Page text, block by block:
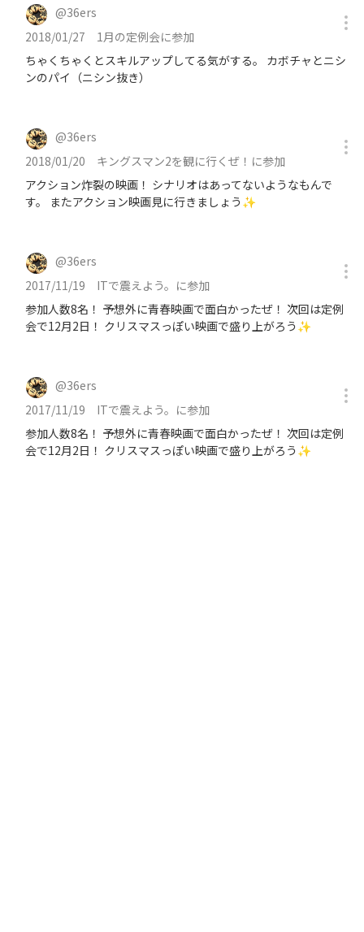
@36ers
2018/01/27
1月の定例会に参加
ちゃくちゃくとスキルアップしてる気がする。 カボチャとニシ
ンのパイ（ニシン抜き）
@36ers
2018/01/20
キングスマン2を観に行くぜ！に参加
アクション炸裂の映画！ シナリオはあってないようなもんで
す。 またアクション映画見に行きましょう✨
@36ers
2017/11/19
ITで震えよう。に参加
参加人数8名！ 予想外に青春映画で面白かったぜ！ 次回は定例
会で12月2日！ クリスマスっぽい映画で盛り上がろう✨
@36ers
2017/11/19
ITで震えよう。に参加
参加人数8名！ 予想外に青春映画で面白かったぜ！ 次回は定例
会で12月2日！ クリスマスっぽい映画で盛り上がろう✨